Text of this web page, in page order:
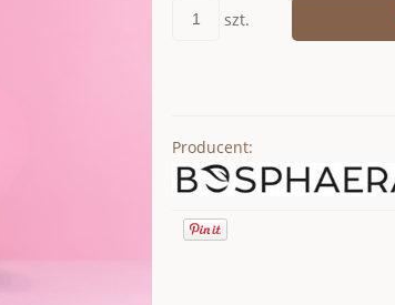
szt.
Producent: